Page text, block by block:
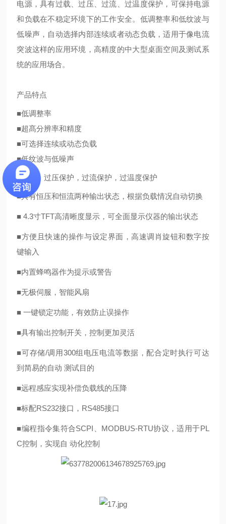
电源，具有过载、过压、过流、过温度保护，可保持电源
和负载在不稳定环境下的工作安全。低调整率和低纹波与
低噪声，自动选择内部连续或者动态负载，适用于像电流
突波这样的应用环境，高精度的中大型桌面空间及测试系
统的应用场合。
产品特点
■低调整率
■超髙分辨率和精度
■可选择连续或动态负载
■低纹波与低噪声
■过载，过压保护，过流保护，过温度保护
■具有恒压和恒流两种输出状态，根据负载情况自动切换
■ 4.3寸TFT高清晰度显示，可全面显示仪器的输出状态
■方便且快速的操作与设定界面，高速调肖旋钮和数字按
键输入
■内置蜂鸣器作为提示或警告
■无极伺服，智能风扇
■ 一键锁定功能，有效防止误操作
■具有输出控制开关，控制更加灵活
■可存储/调用300组电压电流等数据，配合定时执行可达
到简易的自动 测试目的
■远程感应实现补偿负载线的压降
■标配RS232接口， RS485接口
■编程指令集符合SCPI、MODBUS-RTU协议，适用于PL
C控制，实现自 动化控制